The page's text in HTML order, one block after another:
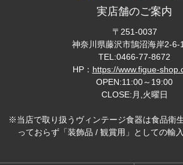
実店舗のご案内
〒251-0037
神奈川県藤沢市鵠沼海岸2-6-
TEL:0466-77-8672
HP： https://www.figue-
OPEN:11:00～19:00
CLOSE:月,火曜日
※当店で取り扱うヴィンテージ食器は食品衛
っておらず「装飾品 / 観賞用」としての輸